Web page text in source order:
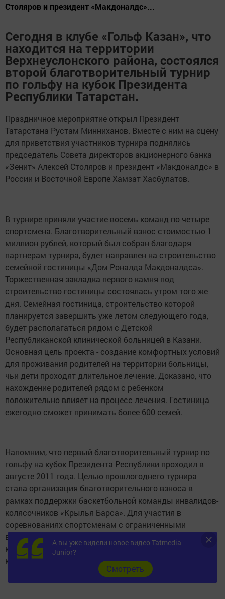
Столяров и президент «Макдоналдс»...
Сегодня в клубе «Гольф Казан», что
находится на территории
Верхнеуслонского района, состоялся
второй благотворительный турнир
по гольфу на кубок Президента
Республики Татарстан.
Праздничное мероприятие открыл Президент
Татарстана Рустам Минниханов. Вместе с ним на сцену
для приветствия участников турнира поднялись
председатель Совета директоров акционерного банка
«Зенит» Алексей Столяров и президент «Макдоналдс» в
России и Восточной Европе Хамзат Хасбулатов.
В турнире приняли участие восемь команд по четыре
спортсмена. Благотворительный взнос стоимостью 1
миллион рублей, который был собран благодаря
партнерам турнира, будет направлен на строительство
семейной гостиницы «Дом Роналда Макдоналдса».
Торжественная закладка первого камня под
строительство гостиницы состоялась утром того же
дня. Семейная гостиница, строительство которой
планируется завершить уже летом следующего года,
будет располагаться рядом с Детской
Республиканской клинической больницей в Казани.
Основная цель проекта - создание комфортных условий
для проживания родителей на территории больницы,
чьи дети проходят длительное лечение. Доказано, что
нахождение родителей рядом с ребенком
положительно влияет на процесс лечения. Гостиница
ежегодно сможет принимать более 600 семей.
Напомним, что первый благотворительный турнир по
гольфу на кубок Президента Республики проходил в
августе 2011 года. Целью прошлогоднего турнира
стала организация благотворительного взноса в
рамках поддержки баскетбольной команды инвалидов-
колясочников «Крылья Барса». Для участия в
соревнованиях спортсменам с ограниченными
возможностями были необходимы дорогостоящие
коляски. Тогда Рустам Минниханов вручил капитану
команды чек на 300 тысяч рублей.
А вы уже видели новое видео Tatmedia
Junior?
Cмотреть